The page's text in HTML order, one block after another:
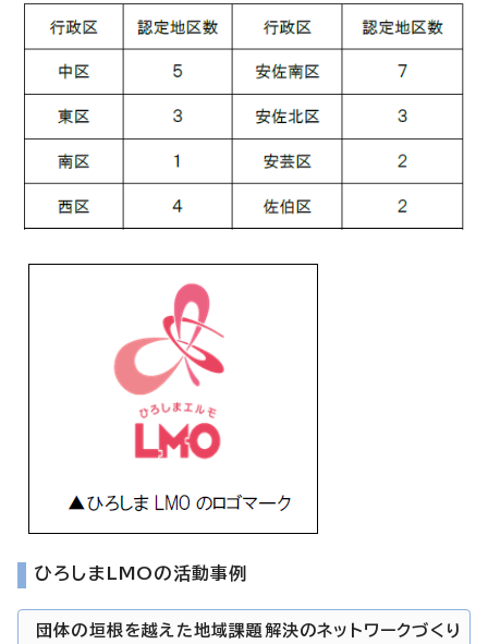
ひろしまLMOの活動事例
団体の垣根を越えた地域課題解決のネットワークづくり